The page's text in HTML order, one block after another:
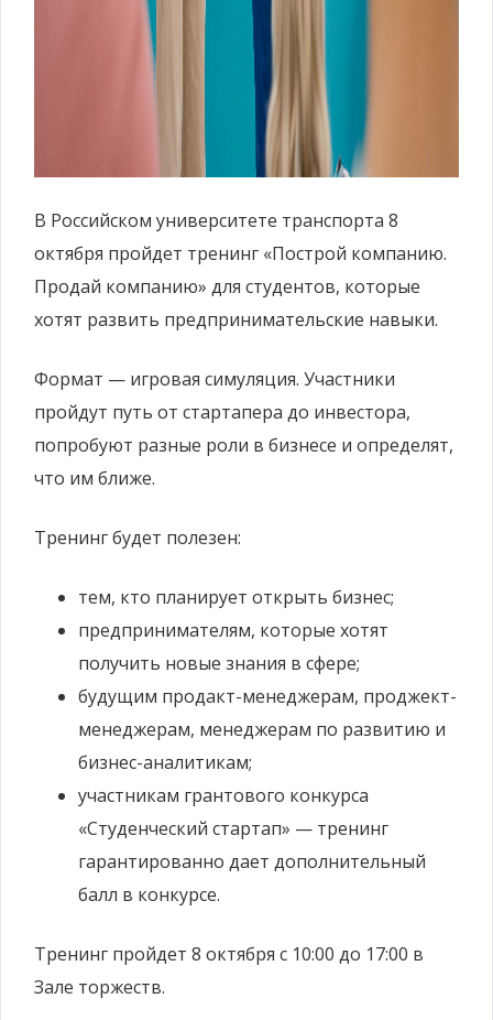
В Российском университете транспорта 8
октября пройдет тренинг «Построй компанию.
Продай компанию» для студентов, которые
хотят развить предпринимательские навыки.
Формат — игровая симуляция. Участники
пройдут путь от стартапера до инвестора,
попробуют разные роли в бизнесе и определят,
что им ближе.
Тренинг будет полезен:
тем, кто планирует открыть бизнес;
предпринимателям, которые хотят
получить новые знания в сфере;
будущим продакт-менеджерам, проджект-
менеджерам, менеджерам по развитию и
бизнес-аналитикам;
участникам грантового конкурса
«Студенческий стартап» — тренинг
гарантированно дает дополнительный
балл в конкурсе.
Тренинг пройдет 8 октября с 10:00 до 17:00 в
Зале торжеств.